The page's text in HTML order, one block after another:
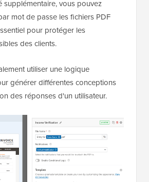
supplémentaire, vous pouvez
mot de passe les fichiers PDF
pour protéger les
des clients.
utiliser une logique
générer différentes conceptions
des réponses d'un utilisateur.